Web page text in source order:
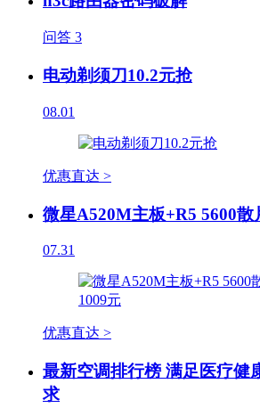
问答 3
电动剃须刀10.2元抢
08.01
优惠直达 >
微星A520M主板+R5 5600散
07.31
优惠直达 >
最新空调排行榜 满足医疗健
求